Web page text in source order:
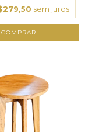
sem juros